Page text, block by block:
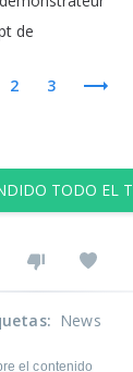
de
2 3
TODO EL
: News
el contenido